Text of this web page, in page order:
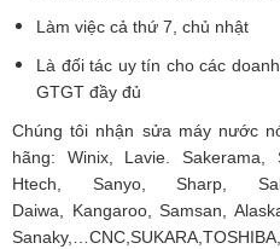
Làm việc cả thứ 7, chủ nhật
Là đối tác uy tín cho các
GTGT đầy đủ
Chúng tôi nhận sửa máy nước
hãng: Winix, Lavie. Sakerama,
Htech, Sanyo, Sharp,
Daiwa, Kangaroo, Samsan,